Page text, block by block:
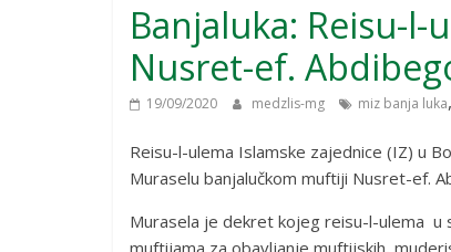
Banjaluka: Reisu-
Nusret-ef.
19/09/2020 medzlis-mg miz banja luka,
Reisu-l-ulema Islamske zajednice (IZ) u
Muraselu banjalučkom muftiji Nusret-ef.
Murasela je dekret kojeg reisu-l-ulema u
muftijama za obavljanje muftijskih,